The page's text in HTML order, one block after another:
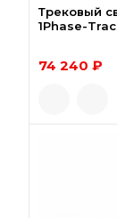
Трековый
1Phase-
74 240 ₽